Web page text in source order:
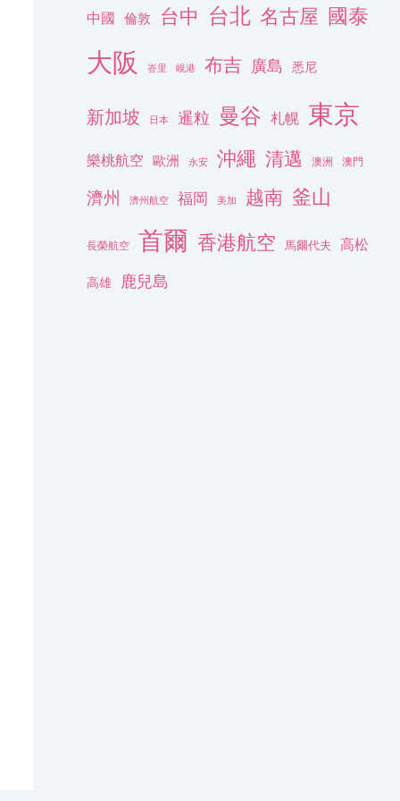
中國 倫敦 台中 台北 名古屋 國泰
大阪 峇里 峴港 布吉 廣島 悉尼
新加坡 日本 暹粒 曼谷 札幌 東京
樂桃航空 歐洲 永安 沖繩 清邁 澳洲 澳門
濟州 濟州航空 福岡 美加 越南 釜山
長榮航空 首爾 香港航空 馬爾代夫 高松
高雄 鹿兒島